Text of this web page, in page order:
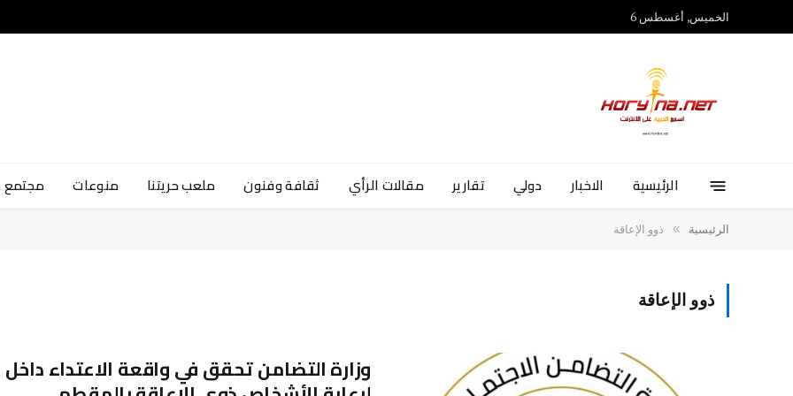
الخميس, أغسطس 6
الرئيسية الاخبار دولي تقارير مقالات الرأي ثقافة وفنون ملعب حريتنا منوعات
الرئيسية » ذوو الإعاقة
ذوو الإعاقة
وزارة التضامن تحقق في واقعة الاعتداء داخل